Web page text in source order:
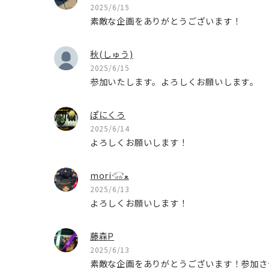
2025/6/15
素敵な企画をありがとうございます！
秋(しゅう)
2025/6/15
参加いたします。よろしくお願いします。
ぽにくろ
2025/6/14
よろしくお願いします！
mori𓃟ﻌ
2025/6/13
よろしくお願いします！
藤森P
2025/6/13
素敵な企画をありがとうございます！参加